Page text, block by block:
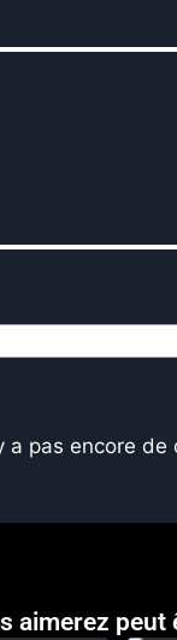
a pas encore de
aimerez peut